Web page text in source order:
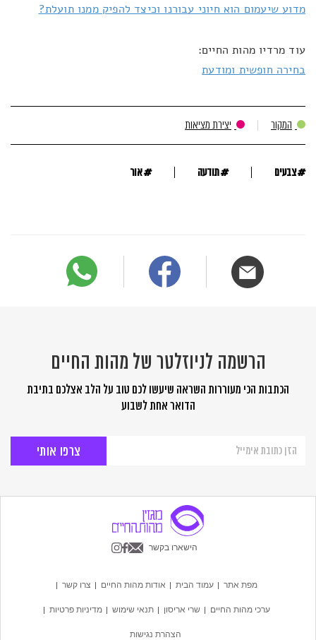
מדוע שיעמום הוא חיוני עבורנו וכיצד להפיק ממנו תועלת?
עוד מרדיו מהות החיים:
בחירה חופשית ומודעת
המקור יצירת מציאות
#צבעים #תודעה #אור
הרשמה לניוזלטר של מהות החיים
הכתבות הכי מעוררות השראה שיעשו לכם טוב על הלב אצלכם בתיבת
הדואר אחת לשבוע
לניוזלטר
החיים
הישארו בקשר
מפת אתר עמוד הבית אודות מהות החיים צרו קשר
ערכי מהות החיים שרי אריסון תנאי שימוש מדיניות פרטיות
הצהרת נגישות